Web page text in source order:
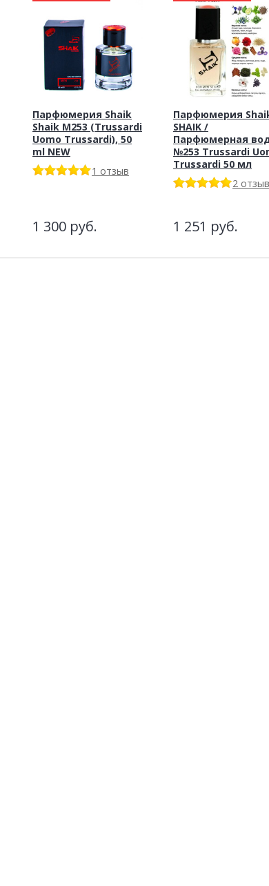
Парфюмерия Shaik
Shaik M253 (Trussardi
Uomo Trussardi), 50
ml NEW
1 отзыв
1 300 руб.
Парфюмерия
SHAIK /
Парфюмерная
№253 Trussardi
Trussardi 50 мл
2
1 251 руб.